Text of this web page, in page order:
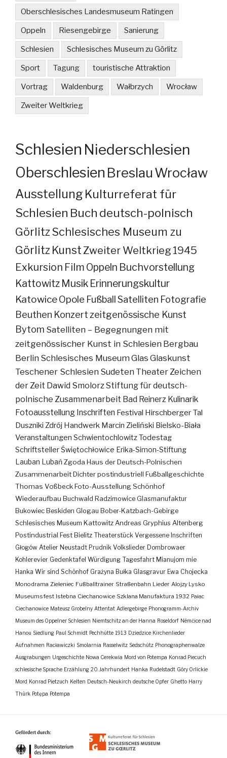
Oberschlesisches Landesmuseum Ratingen
Oppeln Riesengebirge Sanierung
Schlesien Schlesisches Museum zu Görlitz
Sport Tagung touristische Attraktion
Vortrag Waldenburg Wałbrzych Wrocław
Zweiter Weltkrieg
Schlesien Niederschlesien
Oberschlesien Breslau Wrocław
Ausstellung Kulturreferat für
Schlesien Buch deutsch-polnisch
GörlitzSchlesisches Museum zu
Görlitz KunstZweiter Weltkrieg 1945
Exkursion Film Oppeln Buchvorstellung
Kattowitz Musik Erinnerungskultur
KatowiceOpole FußballSatelliten Fotografie
Beuthen Konzertzeitgenössische Kunst
Bytom Satelliten – Begegnungen mit
zeitgenössischer Kunst in Schlesien Bergbau
Berlin Schlesisches MuseumGlas Glaskunst
Teschener Schlesien Sudeten TheaterZeichen
der Zeit Dawid SmolorzStiftung für deutsch-
polnische Zusammenarbeit Bad Reinerz Kulinarik
Fotoausstellung Inschriften Festival Hirschberger Tal
Duszniki Zdrój Handwerk Marcin Zieliński Bielsko-Biała
Veranstaltungen SchwientochlowitzTodestag
SchriftstellerŚwiętochłowice Erika-Simon-Stiftung
Lauban LubańZgoda Haus der Deutsch-Polnischen
ZusammenarbeitDichterpostindustriell Fußballgeschichte
Thomas VoßbeckFoto-AusstellungSchönhof
Wiederaufbau Buchwald Radzimowice Glasmanufaktur
Bukowiec Beskiden Glogau Bober-Katzbach-Gebirge
Schlesisches Museum Kattowitz Andreas Gryphius Altenberg
Postindustrial Fest Bielitz Theaterstück Vergessene Inschriften
Głogów Atelier Neustadt Prudnik Volkslieder Dombrowaer
Kohlerevier Gedenktafel Würdigung Tagesfahrt Mianujom mie
Hanka Wir sind Schönhof Grażyna Bułka Glasgravur Ewa Chojecka
Monodrama Zieleniec Fußballtrainer Straßenbahn Lieder Alojzy Lysko
Museumsfest Istebna Ciechanowice Szklana Manufaktura 1932 Pałac
Ciechanowice Mateusz Grobelny Attentat Adlergebirge Phonogramm-Archiv
Museum des Oppelner Schlesien Niemtschitz an der Hanna Roseldorf Némčice nad
Hanou Siedlung Paul Schmidt Pechhütte 1913 Dziedzice Kirchenlieder
Aufnahmen Racławiczki Smolarnia Rasselwitz Sedschütz Phonographenwalze
Ausgrabungen Urgeschichte Nowa Cerekwia Mord von Potempa Konrad Piecuch
schlesische Sprache Erzählung 20. Jahrhundert Hanka Rudelstadt Góry Orlickie
Mord Konrad Pietzuch Kelten Deutsch-Neukirch deutsche Opfer Ghetto Harry
Thürk Potępa Potempa